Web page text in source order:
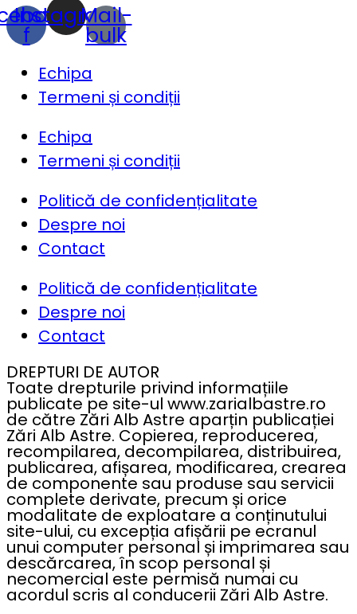
f
Instagram
Mail-
bulk
Echipa
Termeni și condiții
Echipa
Termeni și condiții
Politică de confidențialitate
Despre noi
Contact
Politică de confidențialitate
Despre noi
Contact
DREPTURI DE AUTOR
Toate drepturile privind informațiile
publicate pe site-ul www.zarialbastre.ro
de către Zări Alb Astre aparțin publicației
Zări Alb Astre. Copierea, reproducerea,
recompilarea, decompilarea, distribuirea,
publicarea, afișarea, modificarea, crearea
de componente sau produse sau servicii
complete derivate, precum și orice
modalitate de exploatare a conținutului
site-ului, cu excepția afișării pe ecranul
unui computer personal și imprimarea sau
descărcarea, în scop personal și
necomercial este permisă numai cu
acordul scris al conducerii Zări Alb Astre.